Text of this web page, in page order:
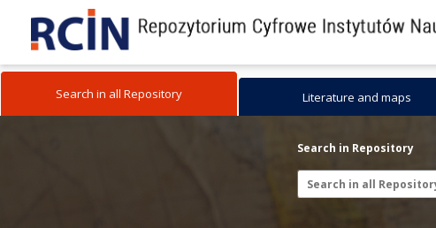
Search in all Repository Literature and maps
Search in Repository